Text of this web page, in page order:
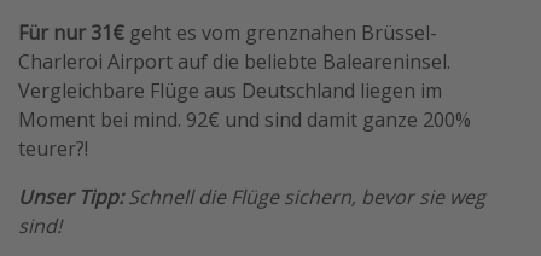
Reise Journal
Familienurlaub in der Türkei
Rundreisen in Thailand
Reisepassfreie Reiseziele
Für nur 31€ geht es vom grenznahen Brüssel-
Charleroi Airport auf die beliebte Baleareninsel.
Vergleichbare Flüge aus Deutschland liegen im
Moment bei mind. 92€ und sind damit ganze 200%
teurer?!
Unser Tipp:Schnell die Flüge sichern, bevor sie weg
sind!